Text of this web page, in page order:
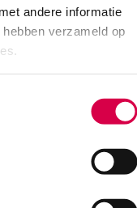
andere informatie
verzameld op